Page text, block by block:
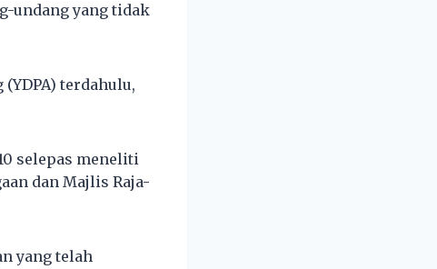
undang yang tidak
terdahulu,
selepas meneliti
dan Majlis Raja-
yang telah